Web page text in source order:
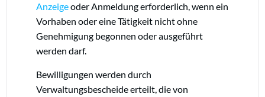
Anzeigeoder Anmeldung erforderlich, wenn ein
Vorhaben oder eine Tätigkeit nicht ohne
Genehmigung begonnen oder ausgeführt
werden darf.
Bewilligungen werden durch
Verwaltungsbescheide erteilt, die von